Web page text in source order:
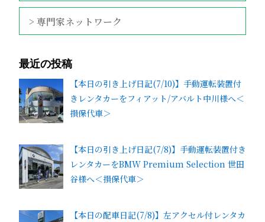
> 専門家ネットワーク
最近の投稿
【本日の引き上げ日記(7/10)】手動運転装置付
きレンタカーをフィアット/アバルト中川様へ＜
損保代車＞
【本日の引き上げ日記(7/8)】手動運転装置付き
レンタカーをBMW Premium Selection 世田
谷様へ＜損保代車＞
【本日の配車日記(7/8)】左アクセル付レンタカ